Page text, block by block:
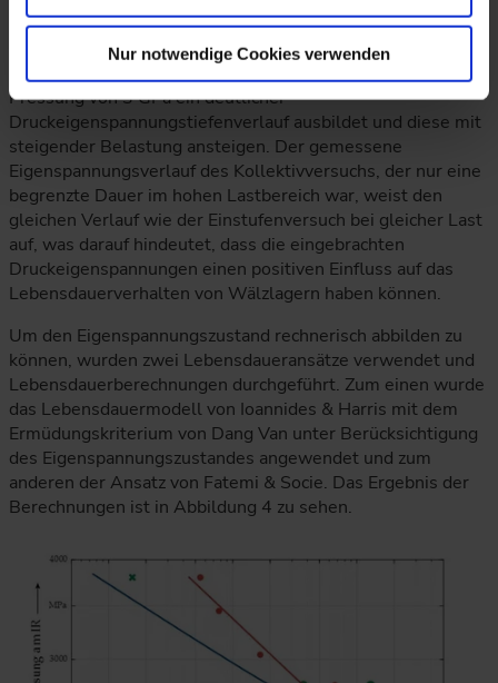
Nur notwendige Cookies verwenden
Die Verläufe verdeutlichen, dass sich ab einer maximalen
Pressung von 3 GPa ein deutlicher
Druckeigenspannungstiefenverlauf ausbildet und diese mit
steigender Belastung ansteigen. Der gemessene
Eigenspannungsverlauf des Kollektivversuchs, der nur eine
begrenzte Dauer im hohen Lastbereich war, weist den
gleichen Verlauf wie der Einstufenversuch bei gleicher Last
auf, was darauf hindeutet, dass die eingebrachten
Druckeigenspannungen einen positiven Einfluss auf das
Lebensdauerverhalten von Wälzlagern haben können.
Um den Eigenspannungszustand rechnerisch abbilden zu
können, wurden zwei Lebensdaueransätze verwendet und
Lebensdauerberechnungen durchgeführt. Zum einen wurde
das Lebensdauermodell von Ioannides & Harris mit dem
Ermüdungskriterium von Dang Van unter Berücksichtigung
des Eigenspannungszustandes angewendet und zum
anderen der Ansatz von Fatemi & Socie. Das Ergebnis der
Berechnungen ist in Abbildung 4 zu sehen.